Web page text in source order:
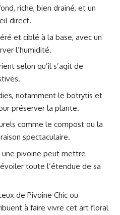
riche, bien drainé, et un
direct.
et ciblé à la base, avec un
l’humidité.
selon qu’il s’agit de
notamment le botrytis et
préserver la plante.
comme le compost ou la
spectaculaire.
une pivoine peut mettre
toute l’étendue de sa
de Pivoine Chic ou
à faire vivre cet art floral